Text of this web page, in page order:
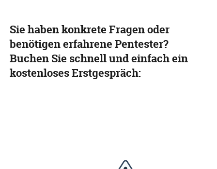
Sie haben konkrete Fragen oder
benötigen erfahrene Pentester?
Buchen Sie schnell und einfach ein
kostenloses Erstgespräch: